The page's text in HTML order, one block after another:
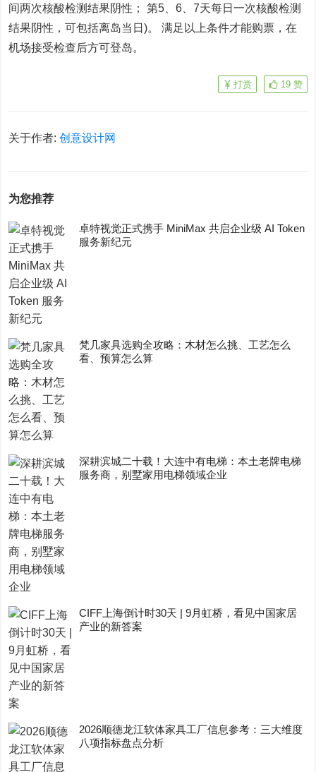
间两次核酸检测结果阴性； 第5、6、7天每日一次核酸检测
结果阴性，可包括离岛当日)。 满足以上条件才能购票，在
机场接受检查后方可登岛。
19 赞
打赏
关于作者:创意设计网
为您推荐
卓特视觉正式携手 MiniMax 共启企业级 AI Token
服务新纪元
梵几家具选购全攻略：木材怎么挑、工艺怎么
看、预算怎么算
深耕滨城二十载！大连中有电梯：本土老牌电梯
服务商，别墅家用电梯领域企业
CIFF上海倒计时30天 | 9月虹桥，看见中国家居
产业的新答案
2026顺德龙江软体家具工厂信息参考：三大维度
八项指标盘点分析